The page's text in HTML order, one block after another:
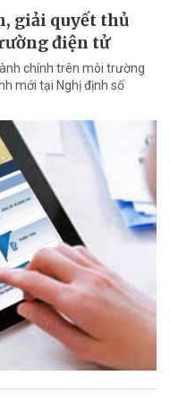
giải quyết thủ
điện tử
chính trên môi trường
mới tại Nghị định số